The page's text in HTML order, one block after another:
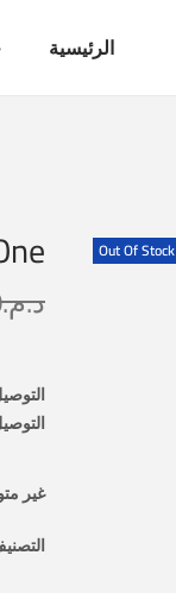
الرئيسية
Out Of Stock
د.م.
غير